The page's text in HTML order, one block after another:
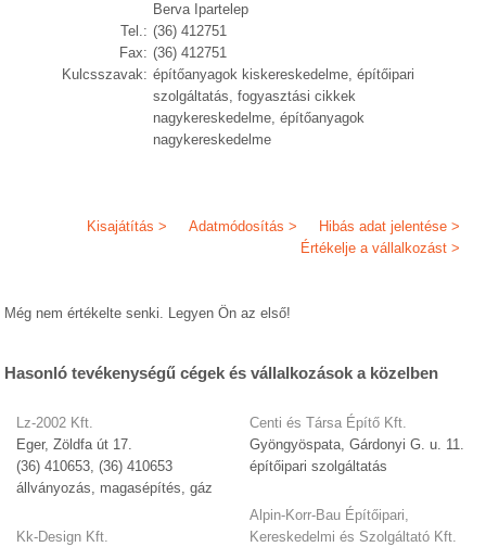
Berva Ipartelep
Tel.: (36) 412751
Fax: (36) 412751
Kulcsszavak: építőanyagok kiskereskedelme, építőipari
szolgáltatás, fogyasztási cikkek
nagykereskedelme, építőanyagok
nagykereskedelme
Hibás adat jelentése >
Adatmódosítás >
Kisajátítás >
Értékelje a vállalkozást >
Még nem értékelte senki. Legyen Ön az első!
Hasonló tevékenységű cégek és vállalkozások a közelben
Lz-2002 Kft.
Eger, Zöldfa út 17.
(36) 410653, (36) 410653
állványozás, magasépítés, gáz
Kk-Design Kft.
Centi és Társa Építő Kft.
Gyöngyöspata, Gárdonyi G. u. 11.
építőipari szolgáltatás
Alpin-Korr-Bau Építőipari,
Kereskedelmi és Szolgáltató Kft.